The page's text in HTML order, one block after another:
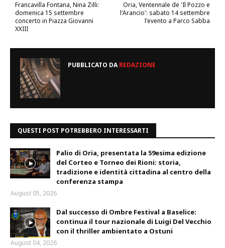
Oria, Ventennale de 'Il Pozzo e
l'Arancio': sabato 14 settembre
l'evento a Parco Sabba
Francavilla Fontana, Nina Zilli:
domenica 15 settembre
concerto in Piazza Giovanni
XXIII
PUBBLICATO DAREDAZIONE
QUESTI POST POTREBBERO INTERESSARTI
Palio di Oria, presentata la 59esima edizione
del Corteo e Torneo dei Rioni: storia,
tradizione e identità cittadina al centro della
conferenza stampa
August 05, 2026
Dal successo di Ombre Festival a Baselice:
continua il tour nazionale di Luigi Del Vecchio
con il thriller ambientato a Ostuni
August 04, 2026